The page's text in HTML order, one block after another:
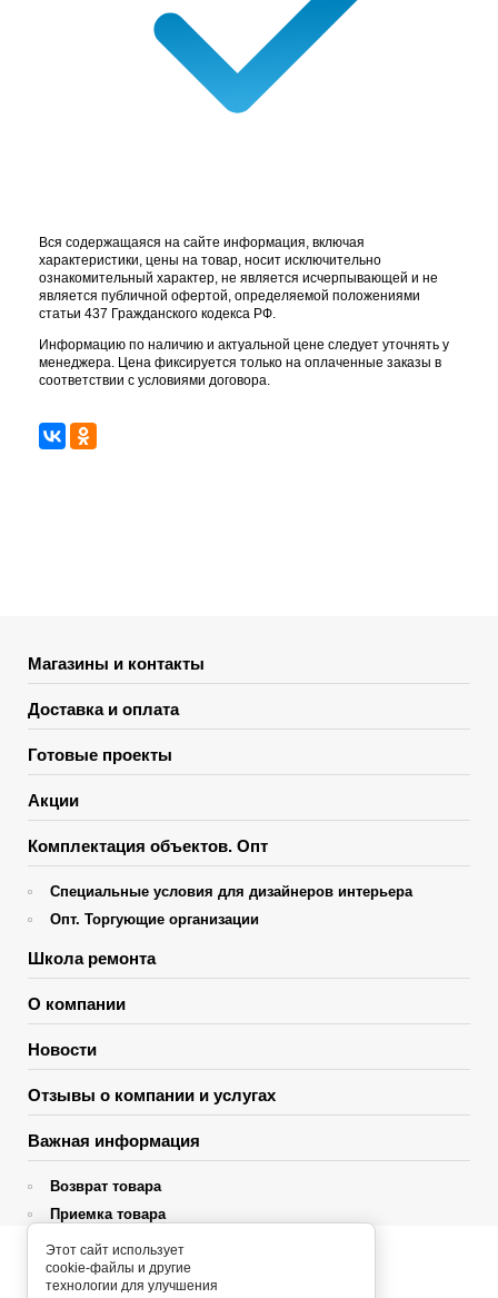
Вся содержащаяся на сайте информация, включая
характеристики, цены на товар, носит исключительно
ознакомительный характер, не является исчерпывающей и не
является публичной офертой, определяемой положениями
статьи 437 Гражданского кодекса РФ.
Информацию по наличию и актуальной цене следует уточнять у
менеджера. Цена фиксируется только на оплаченные заказы в
соответствии с условиями договора.
Магазины и контакты
Доставка и оплата
Готовые проекты
Акции
Комплектация объектов. Опт
Специальные условия для дизайнеров интерьера
Опт. Торгующие организации
Школа ремонта
О компании
Новости
Отзывы о компании и услугах
Важная информация
Возврат товара
Приемка товара
Гарантия
Политика конфиденциальности и персональные данные
Главная
Этот сайт использует
cookie-файлы и другие
технологии для улучшения